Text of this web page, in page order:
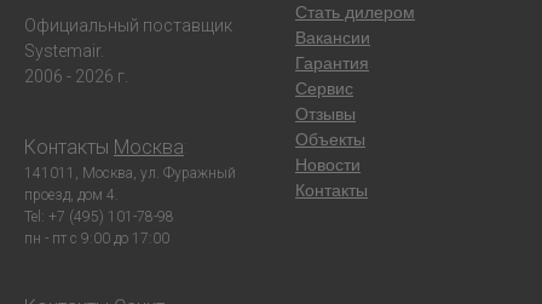
Официальный поставщик
Systemair.
2006 - 2026 г.
Контакты Москва
141011, Москва, ул. Фуражный
проезд, дом 4.
Tel: +7 (495) 101-78-98
пн - пт с 9:00 до 17:00
Стать дилером
Вакансии
Гарантия
Сервис
Отзывы
Объекты
Новости
Контакты